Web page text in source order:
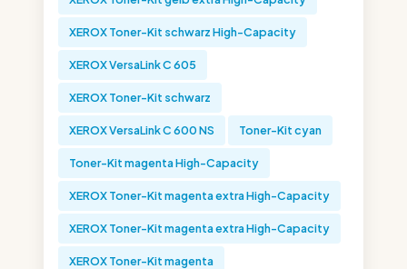
XEROX Toner-Kit schwarz High-Capacity
XEROX VersaLink C 605
XEROX Toner-Kit schwarz
XEROX VersaLink C 600 NS Toner-Kit cyan
Toner-Kit magenta High-Capacity
XEROX Toner-Kit magenta extra High-Capacity
XEROX Toner-Kit magenta extra High-Capacity
XEROX Toner-Kit magenta